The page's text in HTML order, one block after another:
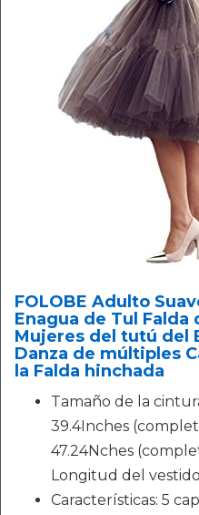
FOLOBE Adulto
Enagua de Tul Falda
Mujeres del tutú del
Danza de múltiples
la Falda hinchada
Tamaño de la
39.4Inches
47.24Nches
Longitud del
Características: 5